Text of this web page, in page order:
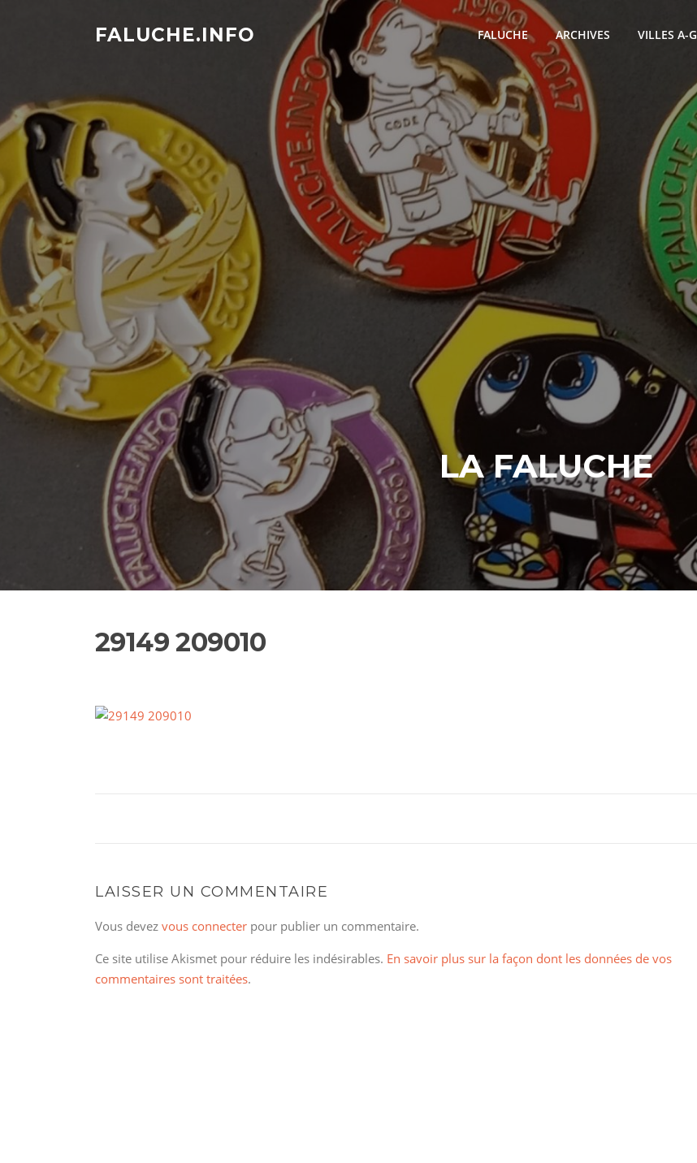
FALUCHE.INFO FALUCHE ARCHIVES VILLES A-G
LA FALUCHE
29149 209010
LAISSER UN COMMENTAIRE
Vous devez vous connecter pour publier un commentaire.
Ce site utilise Akismet pour réduire les indésirables. En savoir plus sur la façon dont les données de vos
commentaires sont traitées.